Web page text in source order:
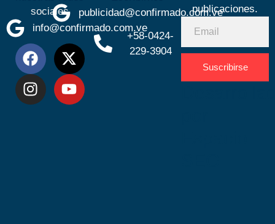
sociales
info@confirmado.com.ve
publicidad@confirmado.com.ve
+58-0424-
229-3904
publicaciones.
Suscribirse